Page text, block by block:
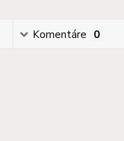
Komentáre 0